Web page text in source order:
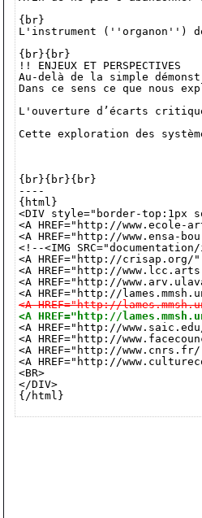
<A HREF="http://
<A HREF="http://
<A HREF="http://
<A HREF="http://
<A HREF="http://
<BR>
</DIV>
{/html}